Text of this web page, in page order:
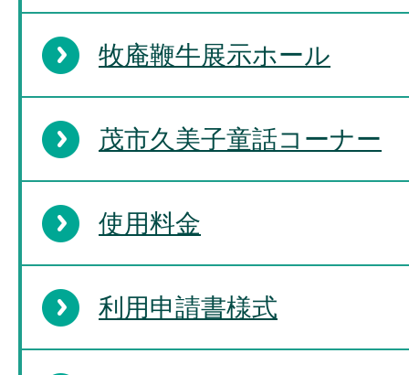
牧庵鞭牛展示ホール
茂市久美子童話コーナー
使用料金
利用申請書様式